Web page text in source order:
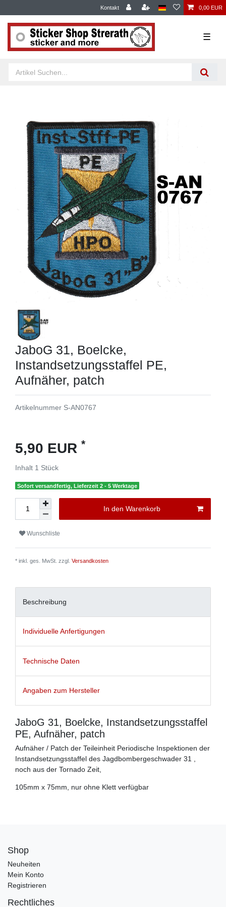
Kontakt 0,00 EUR
☰
JaboG 31, Boelcke,
Instandsetzungsstaffel PE,
Aufnäher, patch
Artikelnummer S-AN0767
5,90 EUR *
Inhalt 1 Stück
Sofort versandfertig, Lieferzeit 2 - 5 Werktage
In den Warenkorb
Wunschliste
* inkl. ges. MwSt. zzgl. Versandkosten
Beschreibung
Individuelle Anfertigungen
Technische Daten
Angaben zum Hersteller
JaboG 31, Boelcke, Instandsetzungsstaffel
PE, Aufnäher, patch
Aufnäher / Patch der Teileinheit Periodische Inspektionen der
Instandsetzungsstaffel des Jagdbombergeschwader 31 ,
noch aus der Tornado Zeit,
105mm x 75mm, nur ohne Klett verfügbar
Shop
Neuheiten
Mein Konto
Registrieren
Rechtliches